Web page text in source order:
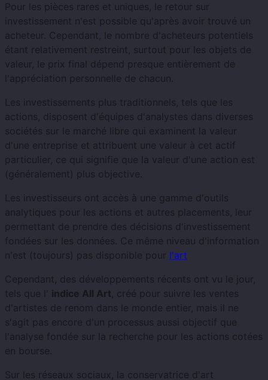
Pour les pièces rares et uniques, le retour sur
investissement n'est possible qu'après avoir trouvé un
acheteur. Cependant, le nombre d'acheteurs potentiels
étant relativement restreint, surtout pour les objets de
valeur, le prix final dépend presque entièrement de
l'appréciation personnelle de chacun.
Les investissements plus traditionnels, tels que les
actions, disposent d'équipes d'analystes dans diverses
sociétés sur le marché libre qui examinent la valeur
d'une entreprise et attribuent une valeur à cet actif
particulier, ce qui signifie que la valeur d'une action est
(généralement) plus objective.
Les investisseurs ont accès à une gamme d'outils
analytiques pour les actions et autres placements, leur
permettant de prendre des décisions d'investissement
fondées sur les données. Ce même niveau d'information
n'est (toujours) pas disponible pour l'art
Cependant, des développements récents ont vu le jour,
tels que l' indice All Art, créé pour suivre les ventes
d'artistes de renom dans le monde entier, mais il ne
s'agit pas encore d'un processus aussi objectif que
l'analyse fondée sur la recherche pour les actions cotées
en bourse.
Sur les réseaux sociaux, la conservatrice d'art